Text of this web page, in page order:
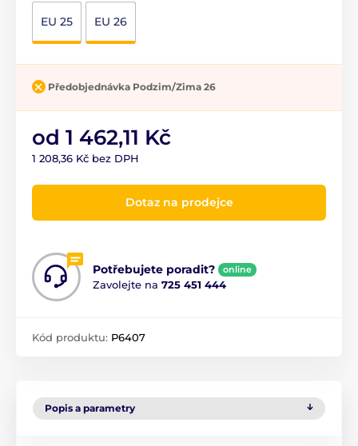
EU 25 EU 26
Předobjednávka Podzim/Zima 26
od 1 462,11 Kč
1 208,36 Kč bez DPH
Dotaz na prodejce
Potřebujete poradit? online
Zavolejte na 725 451 444
Kód produktu: P6407
Popis a parametry